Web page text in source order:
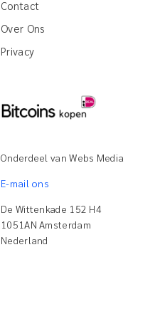
Onderdeel van Webs Media
E-mail ons
De Wittenkade 152 H4
1051AN Amsterdam
Nederland
Contact
Over Ons
Privacy